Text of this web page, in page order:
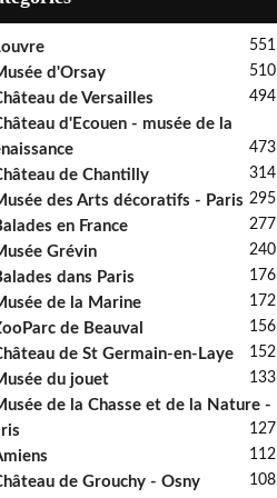
551
d'Orsay 510
de Versailles 494
d'Ecouen - musée de la
473
de Chantilly 314
des Arts décoratifs - Paris 295
en France 277
Grévin 240
dans Paris 176
de la Marine 172
de Beauval 156
de St Germain-en-Laye 152
du jouet 133
de la Chasse et de la Nature -
127
112
de Grouchy - Osny 108